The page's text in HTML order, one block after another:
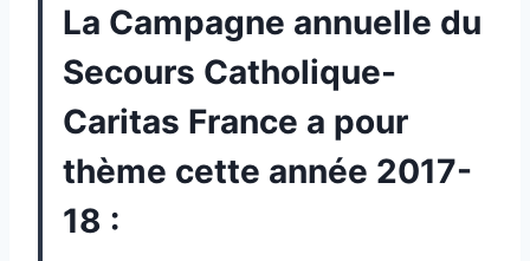
La Campagne annuelle du
Secours Catholique-
Caritas France a pour
thème cette année 2017-
18 :